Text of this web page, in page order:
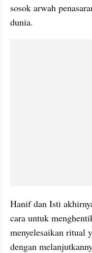
sosok arwah
dunia.
Hanif dan Isti
cara untuk
menyelesaikan ritual
dengan